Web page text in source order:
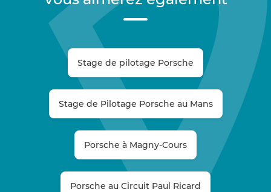
Stage de pilotage Porsche
Stage de Pilotage Porsche au Mans
Porsche à Magny-Cours
Porsche au Circuit Paul Ricard